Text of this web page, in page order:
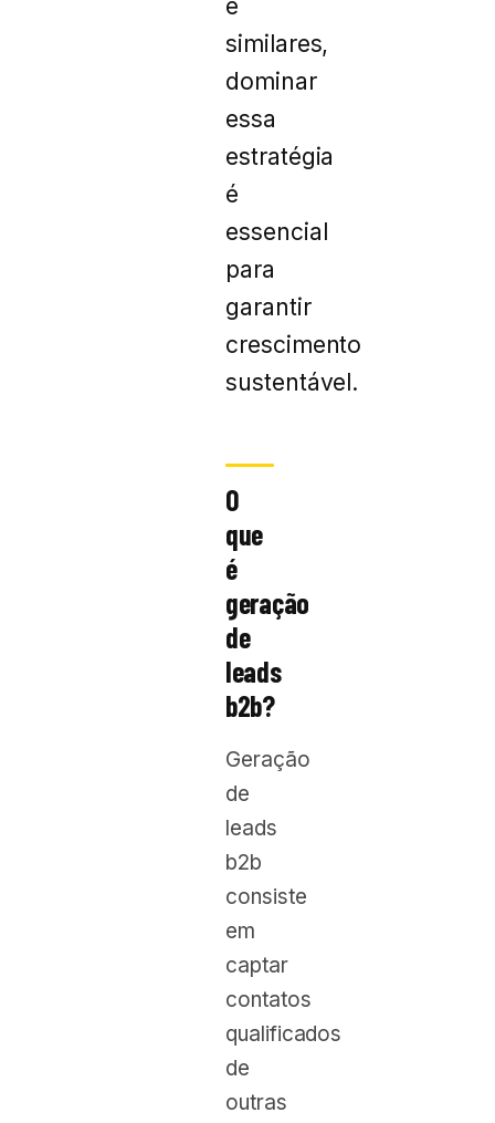
e
similares,
dominar
essa
estratégia
é
essencial
para
garantir
crescimento
sustentável.
O
que
é
geração
de
leads
b2b?
Geração
de
leads
b2b
consiste
em
captar
contatos
qualificados
de
outras